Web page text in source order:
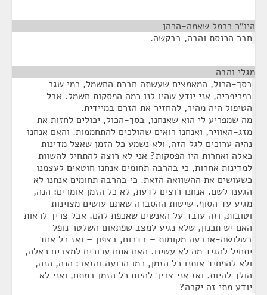
היו"ר כרמל שאמה-הכהן
חבר הכנסת והבה, בבקשה.
מגלי והבה
בסך-הכול, המאמצים שעשתה חברת החשמל, כמי שגר
בפריפריה, אני יודע שהיו לנו כמה הפסקות חשמל. אבל
הטיפול היה מהיר, להחזיר את הזרם במיידית.
מה שמפריע לי הוא שאנחנו, בסך-הכול, יכולים לחזות את
מזג-האוויר, ואנחנו רואים שהולכים להתחממות. והאם אנחנו
נהיה ערוכים לגל הזה, ולא נשמע כל הזמן שאצל מדינות
כאלה ואחרות היו הפסקות? אני לא רוצה להתחיל להשוות
למדינות אחרות, כי בהרבה תחומים אנחנו חוטאים לעצמנו
כשעושים את ההשוואה הזאת. כי בהרבה תחומים אנחנו לא
הגענו לשם. אנחנו רוצים לדעת, לא כל הזמן אומרים: הנה,
מגיע עד הסוף. שיטות ההסברה שאתם עושים מצוינות
וטובות, וזה עובד על האנשים שאכפת להם. אבל צריך לראות
האם יש תכנון, שלא נגיע למצב שפתאום השלטר נופל
בשלושה-ארבעה מקומות – בדרום, בצפון – ואז כל אחד
יתחיל להגיד מה לא עשינו. האם אתם ערוכים למצבים כאלה,
ולא להפחיד אותנו כל הזמן, כמו הרועה והזאב: הנה, הנה,
הולך להיות. ואז אני צריך להיות כל הזמן במתח, ואני לא
יודע מתי זה יקרה?